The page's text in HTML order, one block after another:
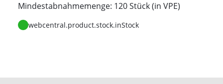
Mindestabnahmemenge: 120 Stück (in VPE)
webcentral.product.stock.inStock